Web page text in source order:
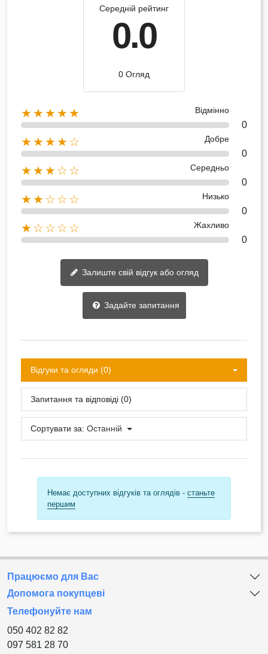
Середній рейтинг
0.0
0 Огляд
★★★★★ Відмінно
0
★★★★☆ Добре
0
★★★☆☆ Середньо
0
★★☆☆☆ Низько
0
★☆☆☆☆ Жахливо
0
Залиште свій відгук або огляд
Задайте запитання
Відгуки та огляди (0)
Запитання та відповіді (0)
Сортувати за: Останній
Немає доступних відгуків та оглядів - станьте
першим
Працюємо для Вас
Допомога покупцеві
Телефонуйте нам
050 402 82 82
097 581 28 70